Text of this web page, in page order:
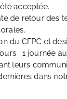
acceptée.
de retour des
du CFPC et
: 1 journée au
leurs
dans